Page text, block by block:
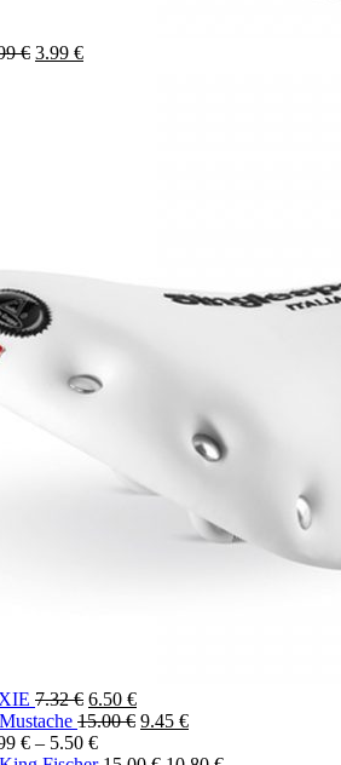
€ 3.99 €
7.32€ 6.50 €
15.00€ 9.45 €
€ – 5.50 €